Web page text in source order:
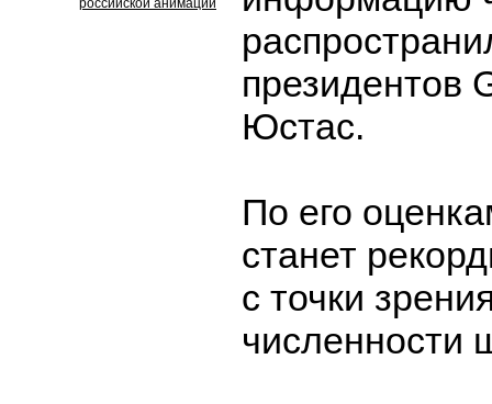
российской анимации
президентов
Юстас.
По его
станет
с точки
численности